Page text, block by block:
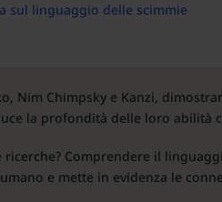
sul linguaggio delle scimmie
Nim Chimpsky e Kanzi,
la profondità delle loro abilità
Comprendere il
e mette in evidenza le